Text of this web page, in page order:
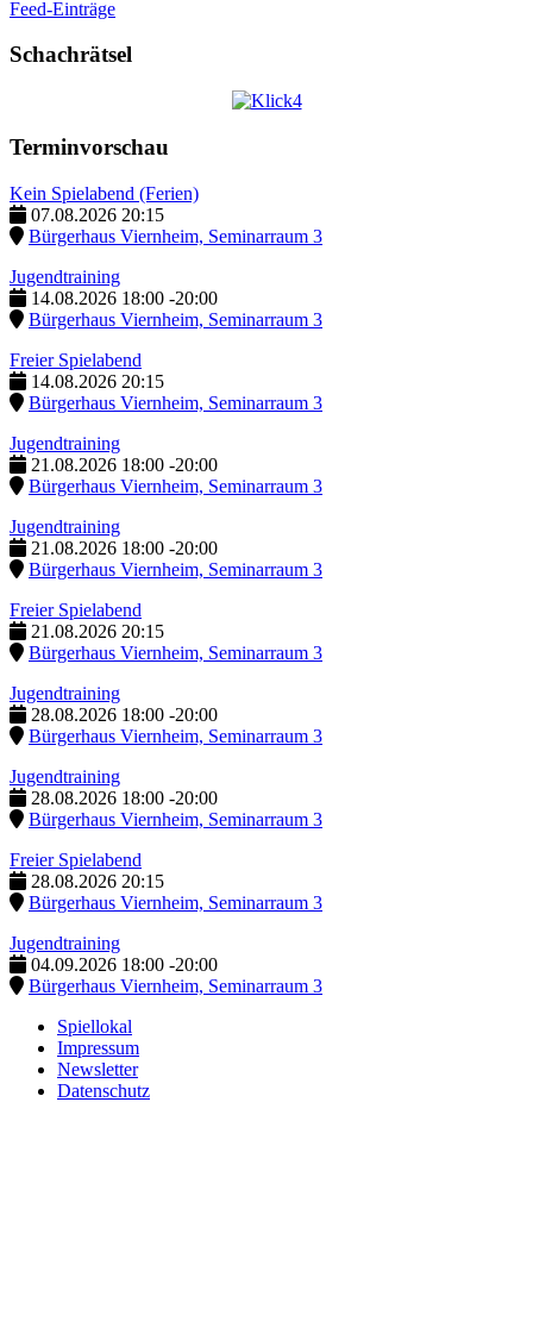
Feed-Einträge
Schachrätsel
Terminvorschau
Kein Spielabend (Ferien)
07.08.2026 20:15
Bürgerhaus Viernheim, Seminarraum 3
Jugendtraining
14.08.2026 18:00 -20:00
Bürgerhaus Viernheim, Seminarraum 3
Freier Spielabend
14.08.2026 20:15
Bürgerhaus Viernheim, Seminarraum 3
Jugendtraining
21.08.2026 18:00 -20:00
Bürgerhaus Viernheim, Seminarraum 3
Jugendtraining
21.08.2026 18:00 -20:00
Bürgerhaus Viernheim, Seminarraum 3
Freier Spielabend
21.08.2026 20:15
Bürgerhaus Viernheim, Seminarraum 3
Jugendtraining
28.08.2026 18:00 -20:00
Bürgerhaus Viernheim, Seminarraum 3
Jugendtraining
28.08.2026 18:00 -20:00
Bürgerhaus Viernheim, Seminarraum 3
Freier Spielabend
28.08.2026 20:15
Bürgerhaus Viernheim, Seminarraum 3
Jugendtraining
04.09.2026 18:00 -20:00
Bürgerhaus Viernheim, Seminarraum 3
Spiellokal
Impressum
Newsletter
Datenschutz